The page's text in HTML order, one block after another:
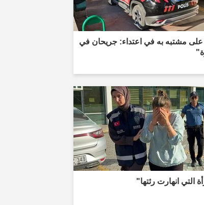
على مشتبه به في اعتداء: جريحان في
التي انهارت رئتها"